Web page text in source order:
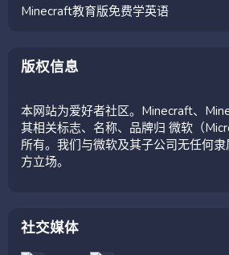
Minecraft教育版免费学英语
版权信息
本网站为爱好者社区。Minecraft、
其相关标志、名称、品牌归 微软（
所有。我们与微软及其子公司无任何
方立场。
社交媒体